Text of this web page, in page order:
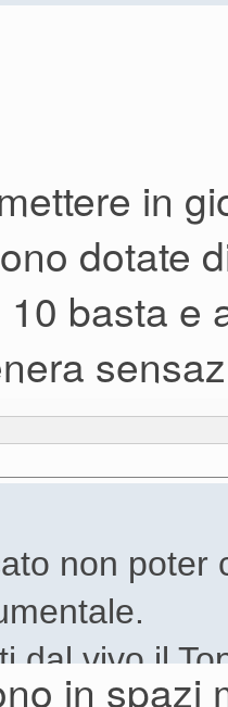
in
dotate
basta e
non poter
dal vivo il
in spazi